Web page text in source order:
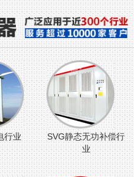
行业
SVG静态无功补偿行
业